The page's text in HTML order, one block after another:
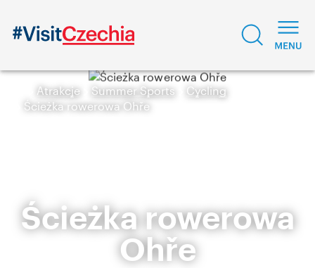
Atrakcje Summer Sports
Cycling
Ścieżka rowerowa Ohře
Ścieżka rowerowa
Ohře